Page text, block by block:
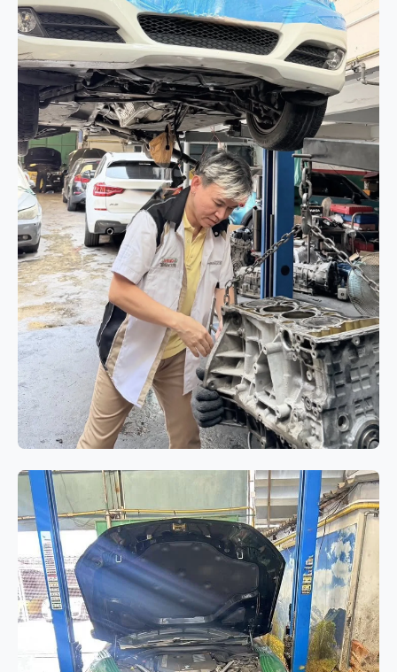
เครื่องยนต์
BMW 320i E90 โอเวอร์ฮอล
เครื่องยนต์ N46 แก้ปัญหาอาการกิน
น้ำมันเครื่องและควันขาว
BMW 320i